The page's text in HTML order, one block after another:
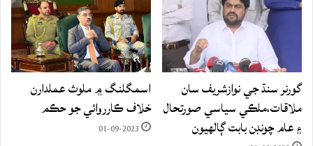
گورنر سنڌ جي نوازشريف سان
ملاقات،ملڪي سياسي صورتحال
۽ عام چونڊن بابت ڳالهيون
اسمگلنگ ۾ ملوث عملدارن
خلاف ڪارروائي جو حڪم
01-09-2023